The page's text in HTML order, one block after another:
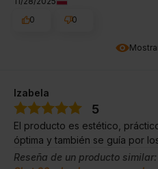
0
0
Izabela
5
El producto es estético,
óptima y también se guía por
Reseña de un producto similar: